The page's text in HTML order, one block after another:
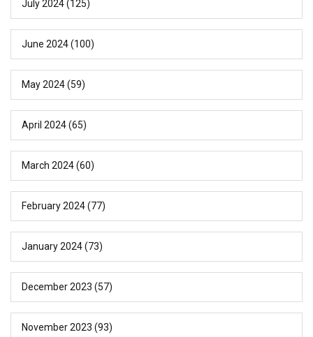
July 2024(125)
June 2024(100)
May 2024(59)
April 2024(65)
March 2024(60)
February 2024(77)
January 2024(73)
December 2023 (57)
November 2023 (93)